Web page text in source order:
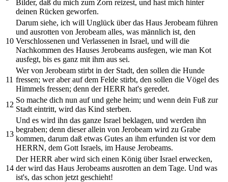
Bilder, daß du mich zum Zorn reizest, und hast mich hinter
deinen Rücken geworfen.
10
Darum siehe, ich will Unglück über das Haus Jerobeam führen
und ausrotten von Jerobeam alles, was männlich ist, den
Verschlossenen und Verlassenen in Israel, und will die
Nachkommen des Hauses Jerobeams ausfegen, wie man Kot
ausfegt, bis es ganz mit ihm aus sei.
11
Wer von Jerobeam stirbt in der Stadt, den sollen die Hunde
fressen; wer aber auf dem Felde stirbt, den sollen die Vögel des
Himmels fressen; denn der HERR hat's geredet.
12
So mache dich nun auf und gehe heim; und wenn dein Fuß zur
Stadt eintritt, wird das Kind sterben.
13
Und es wird ihn das ganze Israel beklagen, und werden ihn
begraben; denn dieser allein von Jerobeam wird zu Grabe
kommen, darum daß etwas Gutes an ihm erfunden ist vor dem
HERRN, dem Gott Israels, im Hause Jerobeams.
14
Der HERR aber wird sich einen König über Israel erwecken,
der wird das Haus Jerobeams ausrotten an dem Tage. Und was
ist's, das schon jetzt geschieht!